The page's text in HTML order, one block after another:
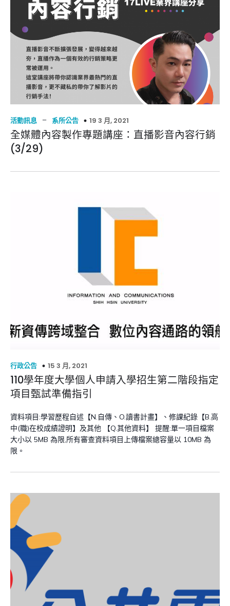
活動訊息 – 系所公告 19 3 月, 2021
全媒體內容製作專題講座：直播影音內容行銷
(3/29)
行政公告 15 3 月, 2021
110學年度大學個人申請入學招生第二階段指定
項目甄試準備指引
資料項目:學習歷程自述【N.自傳、O.讀書計畫】、修課紀錄【B.高
中(職)在校成績證明】及其他 【Q.其他資料】 提醒:單一項目檔案
大小以 5MB 為限,所有審查資料項目上傳檔案總容量以 10MB 為
限。